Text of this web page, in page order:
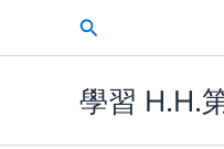
Search
學習 H.H.